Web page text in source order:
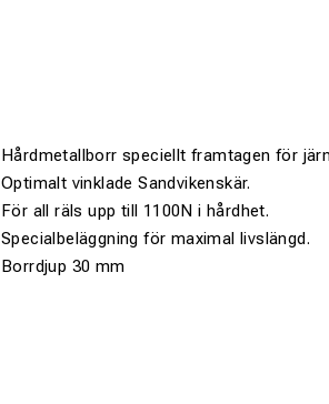
Hårdmetallborr speciellt framtagen för
Optimalt vinklade Sandvikenskär.
För all räls upp till 1100N i hårdhet.
Specialbeläggning för maximal livslängd.
Borrdjup 30 mm